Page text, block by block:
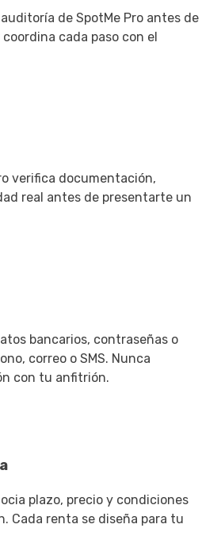
de SpotMe Pro antes de
cada paso con el
verifica documentación,
real antes de presentarte un
bancarios, contraseñas o
correo o SMS. Nunca
con tu anfitrión.
plazo, precio y condiciones
Cada renta se diseña para tu